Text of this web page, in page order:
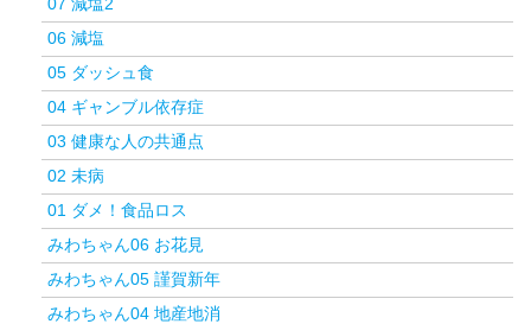
06 減塩
05 ダッシュ食
04 ギャンブル依存症
03 健康な人の共通点
02 未病
01 ダメ！食品ロス
みわちゃん06 お花見
みわちゃん05 謹賀新年
みわちゃん04 地産地消